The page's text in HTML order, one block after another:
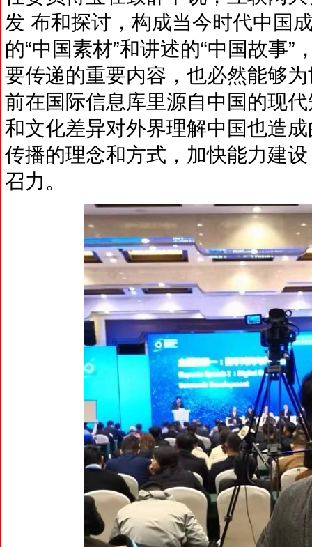
发 布和探讨，构成当今时代中国
的“中国素材”和讲述的“中国故事
要传递的重要内容，也必然能够
前在国际信息库里源自中国的现
和文化差异对外界理解中国也造
传播的理念和方式，加快能力建
召力。